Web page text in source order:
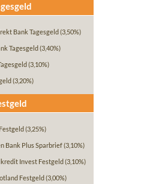
Bank Tagesgeld (3,50%)
Tagesgeld (3,40%)
(3,10%)
(3,20%)
(3,25%)
Bank Plus Sparbrief(3,10%)
Invest Festgeld (3,10%)
Festgeld (3,00%)